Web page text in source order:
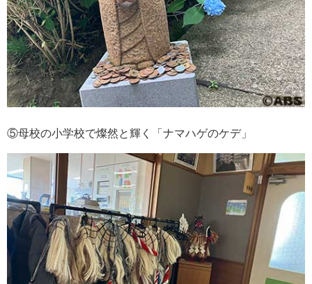
⑤母校の小学校で燦然と輝く「ナマハゲのケデ」